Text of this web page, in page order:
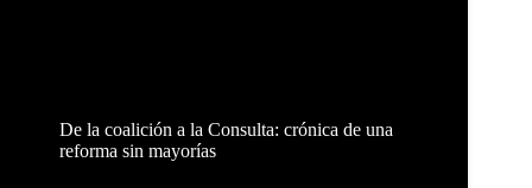
De la coalición a la Consulta: crónica de una
reforma sin mayorías